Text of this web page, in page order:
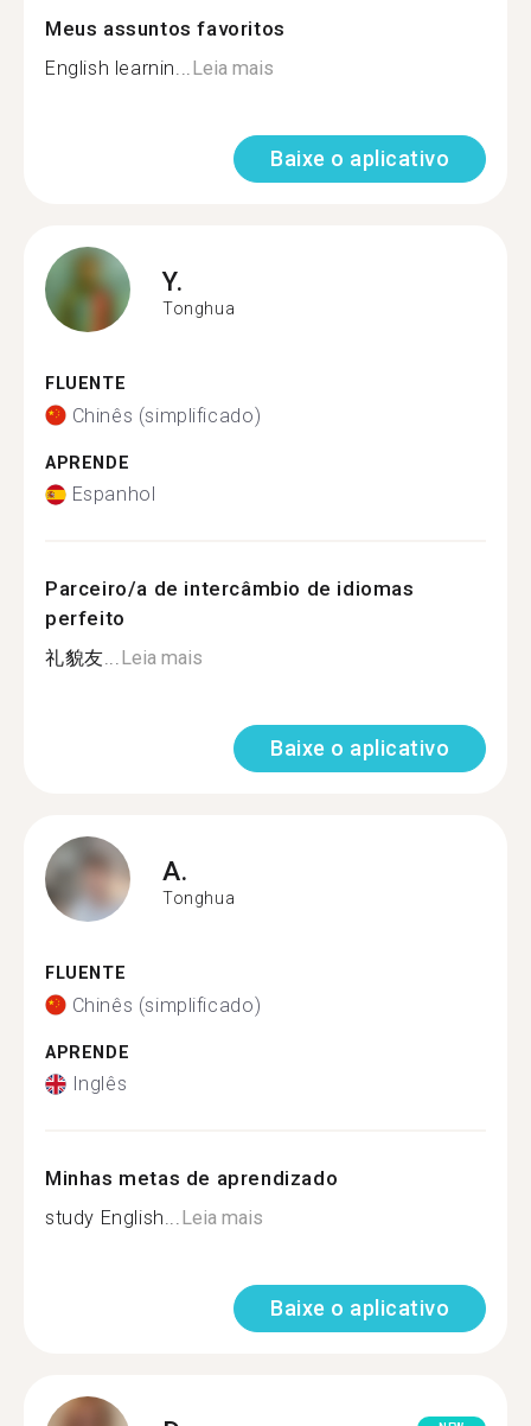
Meus assuntos favoritos
English learnin...Leia mais
Baixe o aplicativo
Y.
Tonghua
FLUENTE
Chinês (simplificado)
APRENDE
Espanhol
Parceiro/a de intercâmbio de idiomas
perfeito
礼貌友...Leia mais
Baixe o aplicativo
A.
Tonghua
FLUENTE
Chinês (simplificado)
APRENDE
Inglês
Minhas metas de aprendizado
study English...Leia mais
Baixe o aplicativo